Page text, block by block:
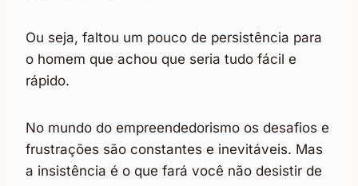
Ou seja, faltou um pouco de persistência para
o homem que achou que seria tudo fácil e
rápido.
No mundo do empreendedorismo os desafios e
frustrações são constantes e inevitáveis. Mas
a insistência é o que fará você não desistir de